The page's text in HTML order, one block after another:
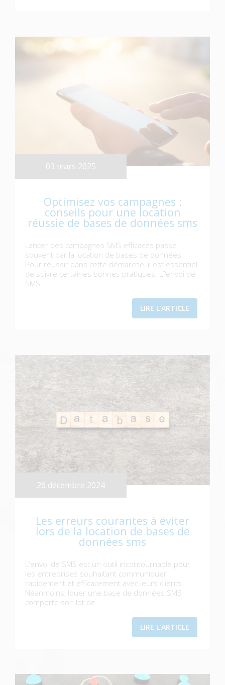
03 mars 2025
Optimisez vos campagnes :
conseils pour une location
réussie de bases de données sms
Lancer des campagnes SMS efficaces passe
souvent par la location de bases de données.
Pour réussir dans cette démarche, il est essentiel
de suivre certaines bonnes pratiques. L?envoi de
SMS ...
LIRE L'ARTICLE
26 décembre 2024
Les erreurs courantes à éviter
lors de la location de bases de
données sms
L'envoi de SMS est un outil incontournable pour
les entreprises souhaitant communiquer
rapidement et efficacement avec leurs clients.
Néanmoins, louer une base de données SMS
comporte son lot de ...
LIRE L'ARTICLE